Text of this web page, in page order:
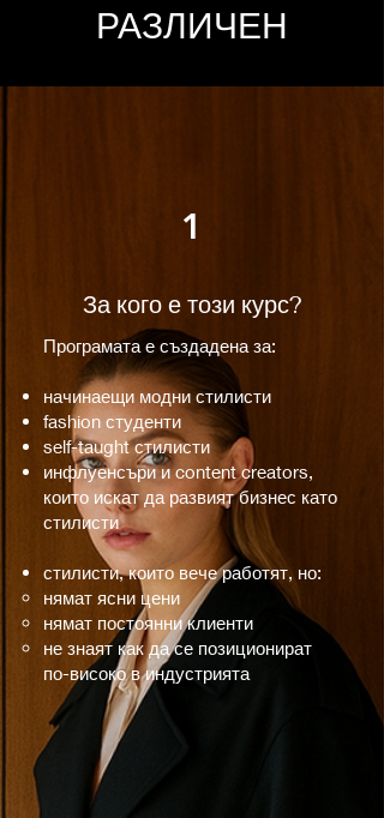
РАЗЛИЧЕН
1
За кого е този курс?
Програмата е създадена за:
начинаещи модни стилисти
fashion студенти
self-taught стилисти
инфлуенсъри и content creators,
които искат да развият бизнес като
стилисти
стилисти, които вече работят, но:
нямат ясни цени
нямат постоянни клиенти
не знаят как да се позиционират
по-високо в индустрията